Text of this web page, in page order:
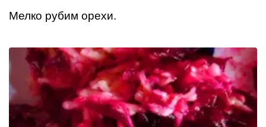
Мелко рубим орехи.